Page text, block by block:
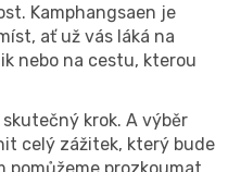
Kamphangsaen je
ať už vás láká na
nebo na cestu, kterou
krok. A výběr
celý zážitek, který bude